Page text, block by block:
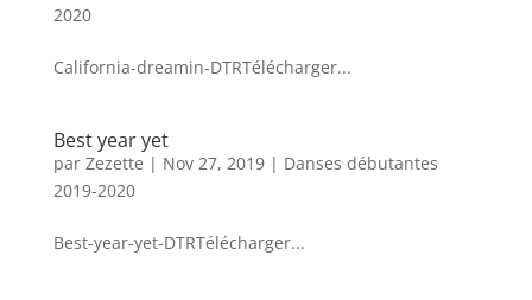
2020
California-dreamin-DTRTélécharger...
Best year yet
par Zezette | Nov 27, 2019| Danses débutantes
2019-2020
Best-year-yet-DTRTélécharger...